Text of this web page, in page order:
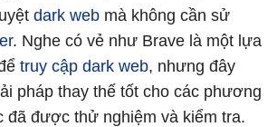
dark web mà không cần sử
. Nghe có vẻ như Brave là một lựa
truy cập dark web, nhưng đây
pháp thay thế tốt cho các phương
đã được thử nghiệm và kiểm tra.